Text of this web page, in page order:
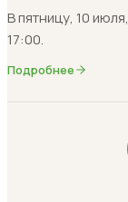
В пятницу, 10
17:00.
Подробнее